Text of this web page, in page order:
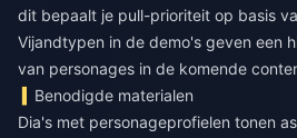
dit bepaalt je pull-prioriteit op basis
Vijandtypen in de demo's geven een
van personages in de komende
Benodigde materialen
Dia's met personageprofielen tonen